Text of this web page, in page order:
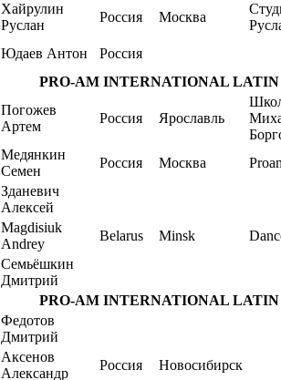
Хайрулин
Руслан
Россия Москва
Юдаев Антон
Россия
PRO-AM INTERNATIONAL LATIN
Погожев
Артем
Россия Ярославль
Медянкин
Семен
Россия Москва
Зданевич
Алексей
Magdisiuk
Andrey
Belarus Minsk
Семьёшкин
Дмитрий
PRO-AM INTERNATIONAL LATIN
Федотов
Дмитрий
Аксенов
Александр
Россия Новосибирск